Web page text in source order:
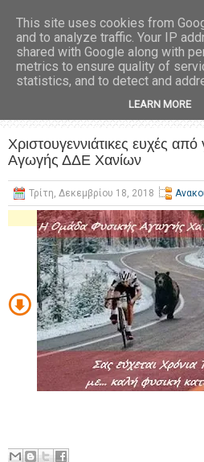
Χριστουγεννιάτικες ευχές
Αγωγής ΔΔΕ Χανίων
Τρίτη, Δεκεμβρίου 18, 2018
This site uses cookies from
and to analyze traffic. Your IP
shared with Google along with
metrics to ensure quality of
statistics, and to detect and
LEARN MORE